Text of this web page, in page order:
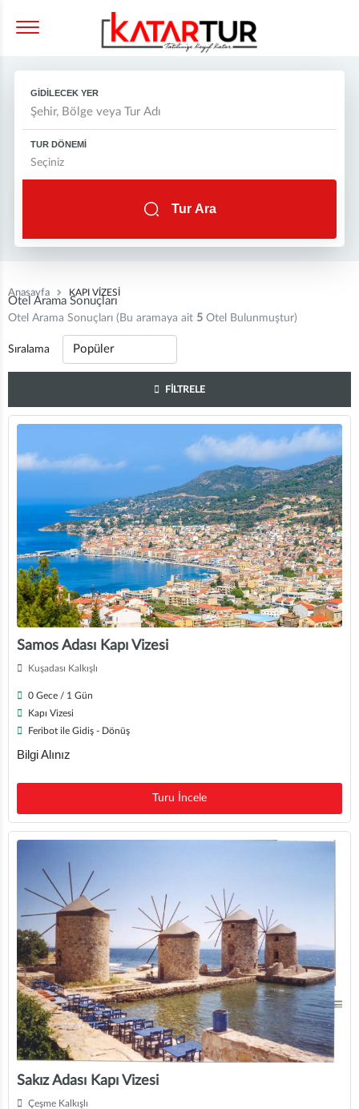
GİDİLECEK YER
TUR DÖNEMİ
Tur Ara
Anasayfa KAPI VİZESİ
Otel Arama Sonuçları
Otel Arama Sonuçları (Bu aramaya ait 5 Otel Bulunmuştur)
Sıralama
FİLTRELE
Samos Adası Kapı Vizesi
Kuşadası Kalkışlı
0 Gece / 1 Gün
Kapı Vizesi
Feribot ile Gidiş - Dönüş
Bilgi Alınız
Turu İncele
Sakız Adası Kapı Vizesi
Çeşme Kalkışlı